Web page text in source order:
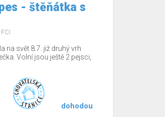
- štěňátka s
na svět 8.7. již druhý vrh
Volní jsou ještě 2 pejsci,
dohodou